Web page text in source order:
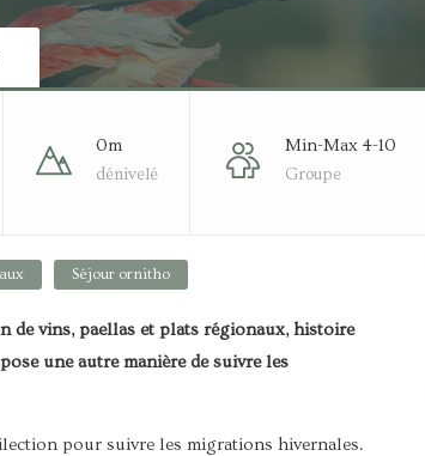
0m
dénivelé
Min-Max 4-10
Groupe
Séjour ornitho
de vins, paellas et plats régionaux, histoire
une autre manière de suivre les
pour suivre les migrations hivernales.